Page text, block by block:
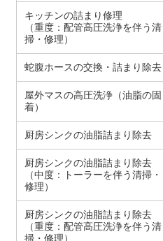
キッチンの詰まり修理
（重度：配管高圧洗浄を伴う清
掃・修理）
蛇腹ホースの交換・詰まり除去
屋外マスの高圧洗浄（油脂の固
着）
厨房シンクの油脂詰まり除去
厨房シンクの油脂詰まり除去
（中度：トーラーを伴う清掃・
修理）
厨房シンクの油脂詰まり除去
（重度：配管高圧洗浄を伴う清
掃・修理）